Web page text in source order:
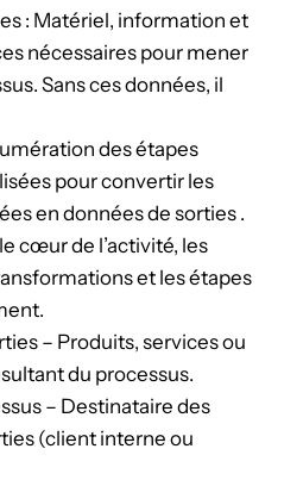
: Matériel, information et
nécessaires pour mener
Sans ces données, il
des étapes
pour convertir les
en données de sorties .
cœur de l’activité, les
et les étapes
– Produits, services ou
du processus.
– Destinataire des
(client interne ou